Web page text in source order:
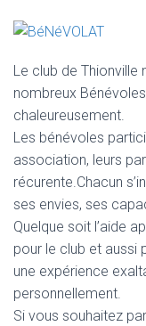
Le club de
nombreux
chaleureusement.
Les bénévoles
association, leurs
récurente.Chacun
ses envies, ses
Quelque soit l’aide
pour le club et aussi
une expérience
personnellement.
Si vous souhaitez